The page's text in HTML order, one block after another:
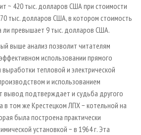
~ 420 тыс. долларов США при стоимости
тыс. долларов США, в котором стоимость
ли превышает 9 тыс. долларов США.
выше анализ позволит читателям
использовании прямого
тепловой и электрической
и использованием
вывод подтверждает и судьба другого
в том же Крестецком ЛПХ − котельной на
была построена практически
установкой − в 1964 г. Эта